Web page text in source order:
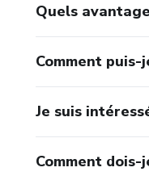
Quels
Comment
Je suis
Comment